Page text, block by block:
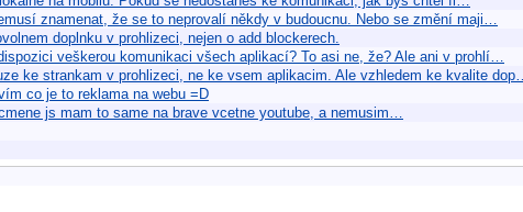
znamenat, že se to neprovalí někdy v budoucnu. Nebo se změní maji…
doplnku v prohlizeci, nejen o add blockerech.
veškerou komunikaci všech aplikací? To asi ne, že? Ale ani v prohlí…
ke strankam v prohlizeci, ne ke vsem aplikacim. Ale vzhledem ke kvalite dop…
co je to reklama na webu =D
js mam to same na brave vcetne youtube, a nemusim…